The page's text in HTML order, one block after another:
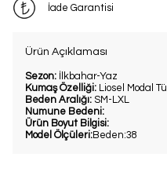
İade Garantisi
Ürün Açıklaması
Sezon: İlkbahar-Yaz
Kumaş Özelliği: Liosel Modal Tül
Beden Aralığı: SM-LXL
Numune Bedeni:
Ürün Boyut Bilgisi:
Model Ölçüleri:Beden:38